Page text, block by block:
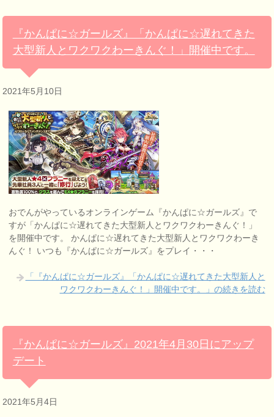
『かんぱに☆ガールズ』「かんぱに☆遅れてきた
大型新人とワクワクわーきんぐ！」開催中です。
2021年5月10日
おでんがやっているオンラインゲーム『かんぱに☆ガールズ』で
すが「かんぱに☆遅れてきた大型新人とワクワクわーきんぐ！」
を開催中です。 かんぱに☆遅れてきた大型新人とワクワクわーき
んぐ！ いつも『かんぱに☆ガールズ』をプレイ・・・
「『かんぱに☆ガールズ』「かんぱに☆遅れてきた大型新人と
ワクワクわーきんぐ！」開催中です。」の続きを読む
『かんぱに☆ガールズ』2021年4月30日にアップ
デート
2021年5月4日